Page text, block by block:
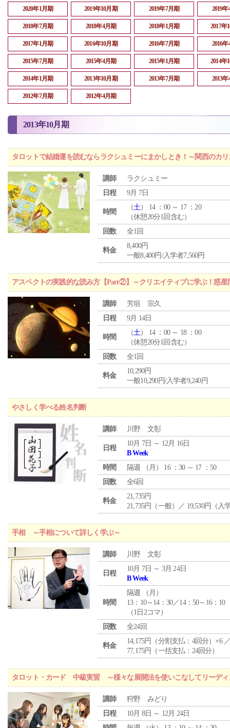
2020年1月期 2019年10月期 2019年7月期 2019
2018年7月期 2018年4月期 2018年1月期 2017年
2017年1月期 2016年10月期 2016年7月期 2016
2015年7月期 2015年4月期 2015年1月期 2014年
2014年1月期 2013年10月期 2013年7月期 2013
2012年7月期 2012年4月期
2013年10月期
タロットで結婚運を読むならラクシュミーにまかしとき！～関西のカ
講師
ラクシュミー
日程
9月 7日
時間
（土） 14 ：00 ～ 17 ：20
（休憩20分1回含む）
回数
全1回
料金
8,400円
一般8,400円/入学者7,560円
アスペクトの実践的な読み方【Part②】～クリエイティブに学ぶ！惑
講師
芳垣 宗久
日程
9月 14日
時間
（土） 14 ：00 ～ 18 ：00
（休憩20分1回含む）
回数
全1回
料金
10,290円
一般10,290円/入学者9,240円
やさしく学べる姓名判断
講師 川野 文彰
日程
10月 7日 ～ 12月 16日
B Week
時間
隔週 （ 月 ） 16 ：30 ～ 17 ：50
回数
全6回
料金
21,735円
21,735円（一般）／ 19,530円（入
手相 ～手相について詳しく学ぶ～
講師 川野 文彰
日程
10月 7日 ～ 3月 24日
B Week
時間
隔週 （ 月 ）
13：10～14：30／14：50～16：10
（1日2コマ）
回数
全24回
料金
14,175円（分割支払：4回分）×6
77,175円（一括支払：24回分）
タロット・カード 中級実習 ～様々な展開法を使いこなしてリーディ
講師
狩野 みどり
日程
10月 8日 ～ 12月 24日